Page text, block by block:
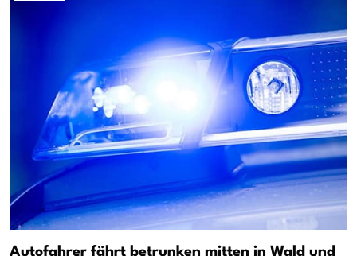
Autofahrer fährt betrunken mitten in Wald und